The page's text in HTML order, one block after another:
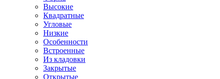
Высокие
Квадратные
Угловые
Низкие
Особенности
Встроенные
Из кладовки
Закрытые
Открытые